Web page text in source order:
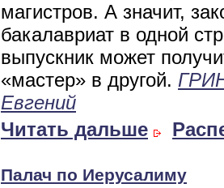
магистров. А значит,
бакалавриат в одной
выпускник может
«мастер» в другой.
Евгений
Читать дальше
Палач по Иерусалиму